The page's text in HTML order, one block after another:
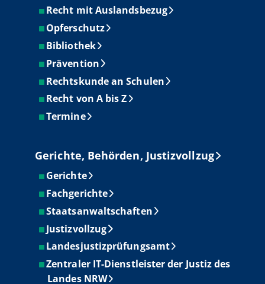
Recht mit Auslandsbezug
Opferschutz
Bibliothek
Prävention
Rechtskunde an Schulen
Recht von A bis Z
Termine
Gerichte, Behörden, Justizvollzug
Gerichte
Fachgerichte
Staatsanwaltschaften
Justizvollzug
Landesjustizprüfungsamt
Zentraler IT-Dienstleister der Justiz des
Landes NRW